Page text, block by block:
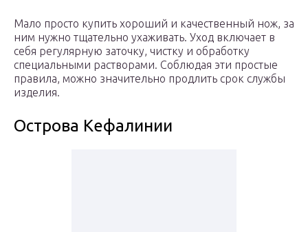
Мало просто купить хороший и качественный нож, за
ним нужно тщательно ухаживать. Уход включает в
себя регулярную заточку, чистку и обработку
специальными растворами. Соблюдая эти простые
правила, можно значительно продлить срок службы
изделия.
Острова Кефалинии